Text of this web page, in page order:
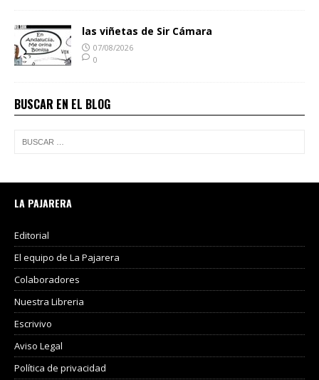
las viñetas de Sir Cámara
07/08/2026
0
BUSCAR EN EL BLOG
LA PAJARERA
Editorial
El equipo de La Pajarera
Colaboradores
Nuestra Libreria
Escrivivo
Aviso Legal
Política de privacidad